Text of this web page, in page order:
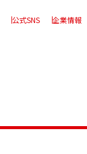
公式SNS 企業情報